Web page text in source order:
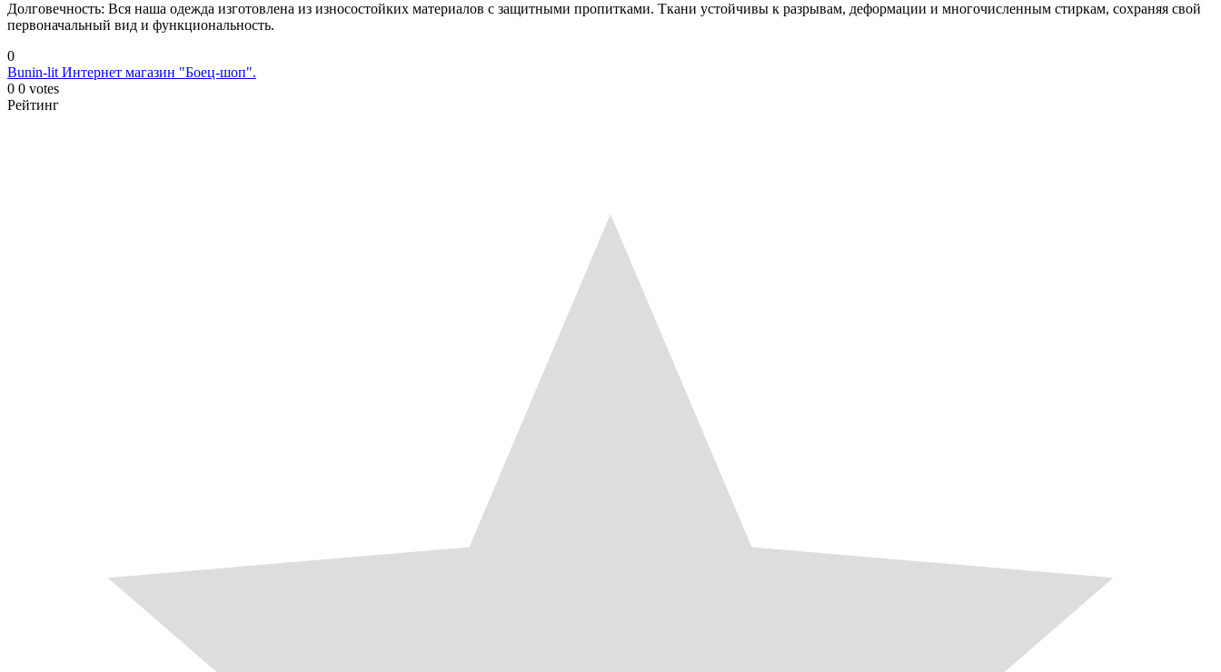
Долговечность: Вся наша одежда изготовлена из износостойких материалов с защитными пропитками. Ткани устойчивы к разрывам, деформации и многочисленным стиркам, сохраняя свой
первоначальный вид и функциональность.
0
Bunin-lit Интернет магазин "Боец-шоп".
0 0 votes
Рейтинг